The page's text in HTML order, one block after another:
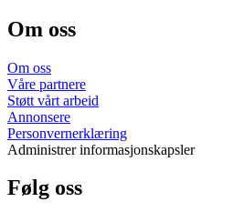
Om oss
Om oss
Våre partnere
Støtt vårt arbeid
Annonsere
Personvernerklæring
Administrer informasjonskapsler
Følg oss